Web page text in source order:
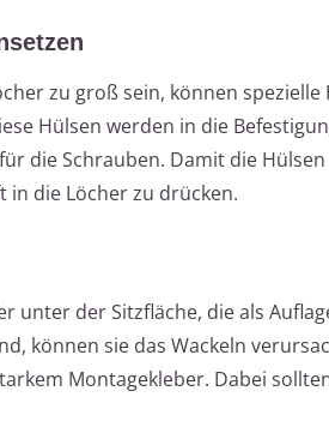
zu groß sein, können
Hülsen werden in die
die Schrauben. Damit die
in die Löcher zu drücken.
unter der Sitzfläche, die als
können sie das Wackeln
Montagekleber. Dabei